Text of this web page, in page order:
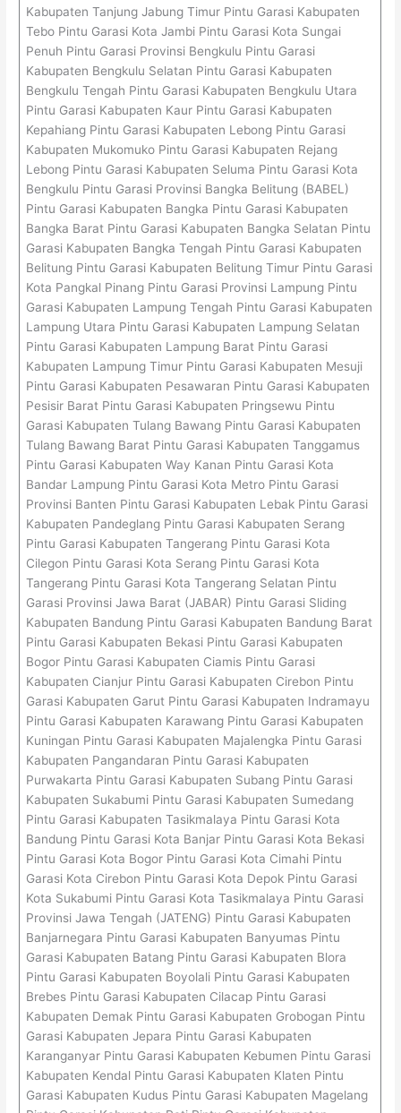
Kabupaten Tanjung Jabung Timur Pintu Garasi Kabupaten
Tebo Pintu Garasi Kota Jambi Pintu Garasi Kota Sungai
Penuh Pintu Garasi Provinsi Bengkulu Pintu Garasi
Kabupaten Bengkulu Selatan Pintu Garasi Kabupaten
Bengkulu Tengah Pintu Garasi Kabupaten Bengkulu Utara
Pintu Garasi Kabupaten Kaur Pintu Garasi Kabupaten
Kepahiang Pintu Garasi Kabupaten Lebong Pintu Garasi
Kabupaten Mukomuko Pintu Garasi Kabupaten Rejang
Lebong Pintu Garasi Kabupaten Seluma Pintu Garasi Kota
Bengkulu Pintu Garasi Provinsi Bangka Belitung (BABEL)
Pintu Garasi Kabupaten Bangka Pintu Garasi Kabupaten
Bangka Barat Pintu Garasi Kabupaten Bangka Selatan Pintu
Garasi Kabupaten Bangka Tengah Pintu Garasi Kabupaten
Belitung Pintu Garasi Kabupaten Belitung Timur Pintu Garasi
Kota Pangkal Pinang Pintu Garasi Provinsi Lampung Pintu
Garasi Kabupaten Lampung Tengah Pintu Garasi Kabupaten
Lampung Utara Pintu Garasi Kabupaten Lampung Selatan
Pintu Garasi Kabupaten Lampung Barat Pintu Garasi
Kabupaten Lampung Timur Pintu Garasi Kabupaten Mesuji
Pintu Garasi Kabupaten Pesawaran Pintu Garasi Kabupaten
Pesisir Barat Pintu Garasi Kabupaten Pringsewu Pintu
Garasi Kabupaten Tulang Bawang Pintu Garasi Kabupaten
Tulang Bawang Barat Pintu Garasi Kabupaten Tanggamus
Pintu Garasi Kabupaten Way Kanan Pintu Garasi Kota
Bandar Lampung Pintu Garasi Kota Metro Pintu Garasi
Provinsi Banten Pintu Garasi Kabupaten Lebak Pintu Garasi
Kabupaten Pandeglang Pintu Garasi Kabupaten Serang
Pintu Garasi Kabupaten Tangerang Pintu Garasi Kota
Cilegon Pintu Garasi Kota Serang Pintu Garasi Kota
Tangerang Pintu Garasi Kota Tangerang Selatan Pintu
Garasi Provinsi Jawa Barat (JABAR) Pintu Garasi Sliding
Kabupaten Bandung Pintu Garasi Kabupaten Bandung Barat
Pintu Garasi Kabupaten Bekasi Pintu Garasi Kabupaten
Bogor Pintu Garasi Kabupaten Ciamis Pintu Garasi
Kabupaten Cianjur Pintu Garasi Kabupaten Cirebon Pintu
Garasi Kabupaten Garut Pintu Garasi Kabupaten Indramayu
Pintu Garasi Kabupaten Karawang Pintu Garasi Kabupaten
Kuningan Pintu Garasi Kabupaten Majalengka Pintu Garasi
Kabupaten Pangandaran Pintu Garasi Kabupaten
Purwakarta Pintu Garasi Kabupaten Subang Pintu Garasi
Kabupaten Sukabumi Pintu Garasi Kabupaten Sumedang
Pintu Garasi Kabupaten Tasikmalaya Pintu Garasi Kota
Bandung Pintu Garasi Kota Banjar Pintu Garasi Kota Bekasi
Pintu Garasi Kota Bogor Pintu Garasi Kota Cimahi Pintu
Garasi Kota Cirebon Pintu Garasi Kota Depok Pintu Garasi
Kota Sukabumi Pintu Garasi Kota Tasikmalaya Pintu Garasi
Provinsi Jawa Tengah (JATENG) Pintu Garasi Kabupaten
Banjarnegara Pintu Garasi Kabupaten Banyumas Pintu
Garasi Kabupaten Batang Pintu Garasi Kabupaten Blora
Pintu Garasi Kabupaten Boyolali Pintu Garasi Kabupaten
Brebes Pintu Garasi Kabupaten Cilacap Pintu Garasi
Kabupaten Demak Pintu Garasi Kabupaten Grobogan Pintu
Garasi Kabupaten Jepara Pintu Garasi Kabupaten
Karanganyar Pintu Garasi Kabupaten Kebumen Pintu Garasi
Kabupaten Kendal Pintu Garasi Kabupaten Klaten Pintu
Garasi Kabupaten Kudus Pintu Garasi Kabupaten Magelang